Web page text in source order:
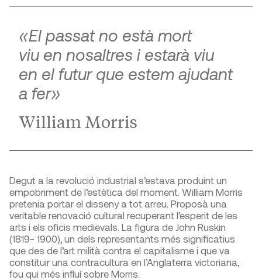
«El passat no està mort
viu en nosaltres i estarà viu
en el futur que estem ajudant
a fer»
William Morris
Degut a la revolució industrial s’estava produint un
empobriment de l’estètica del moment. William Morris
pretenia portar el disseny a tot arreu. Proposà una
veritable renovació cultural recuperant l’esperit de les
arts i els oficis medievals. La figura de John Ruskin
(1819- 1900), un dels representants més significatius
que des de l’art milità contra el capitalisme i que va
constituir una contracultura en l’Anglaterra victoriana,
fou qui més influí sobre Morris.